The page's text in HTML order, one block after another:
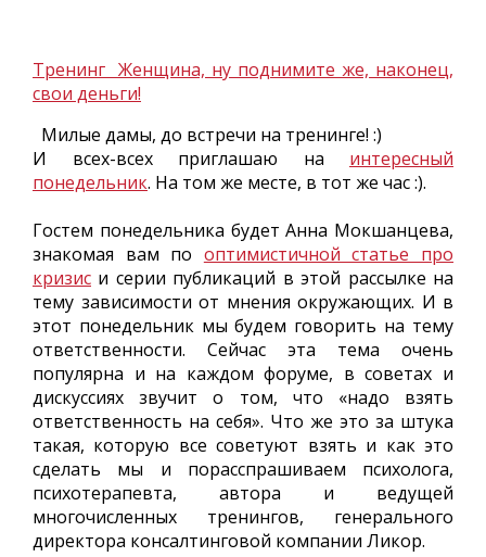
Тренинг Женщина, ну поднимите же, наконец,
свои деньги!
Милые дамы, до встречи на тренинге! :)
И всех-всех приглашаю на интересный
понедельник. На том же месте, в тот же час :).
Гостем понедельника будет Анна Мокшанцева,
знакомая вам по оптимистичной статье про
кризис и серии публикаций в этой рассылке на
тему зависимости от мнения окружающих. И в
этот понедельник мы будем говорить на тему
ответственности. Сейчас эта тема очень
популярна и на каждом форуме, в советах и
дискуссиях звучит о том, что «надо взять
ответственность на себя». Что же это за штука
такая, которую все советуют взять и как это
сделать мы и порасспрашиваем психолога,
психотерапевта, автора и ведущей
многочисленных тренингов, генерального
директора консалтинговой компании Ликор.